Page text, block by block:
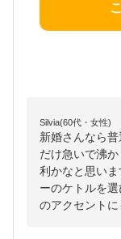
Silvia(60代・女性)
新婚さんなら
だけ急いで沸
利かなと思い
ーのケトルを
のアクセントに